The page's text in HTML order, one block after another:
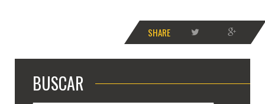
SHARE
BUSCAR